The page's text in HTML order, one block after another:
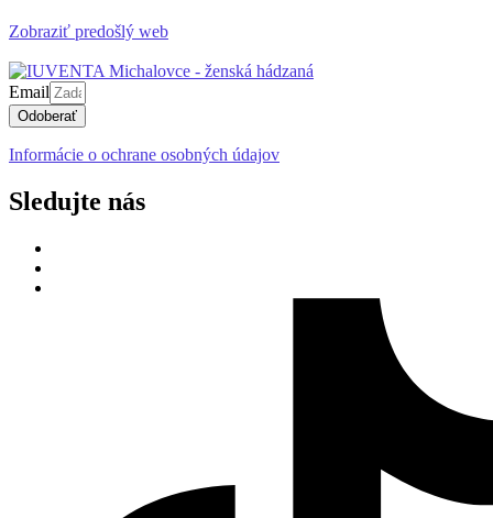
Zobraziť predošlý web
Email
Odoberať
Informácie o ochrane osobných údajov
Sledujte nás